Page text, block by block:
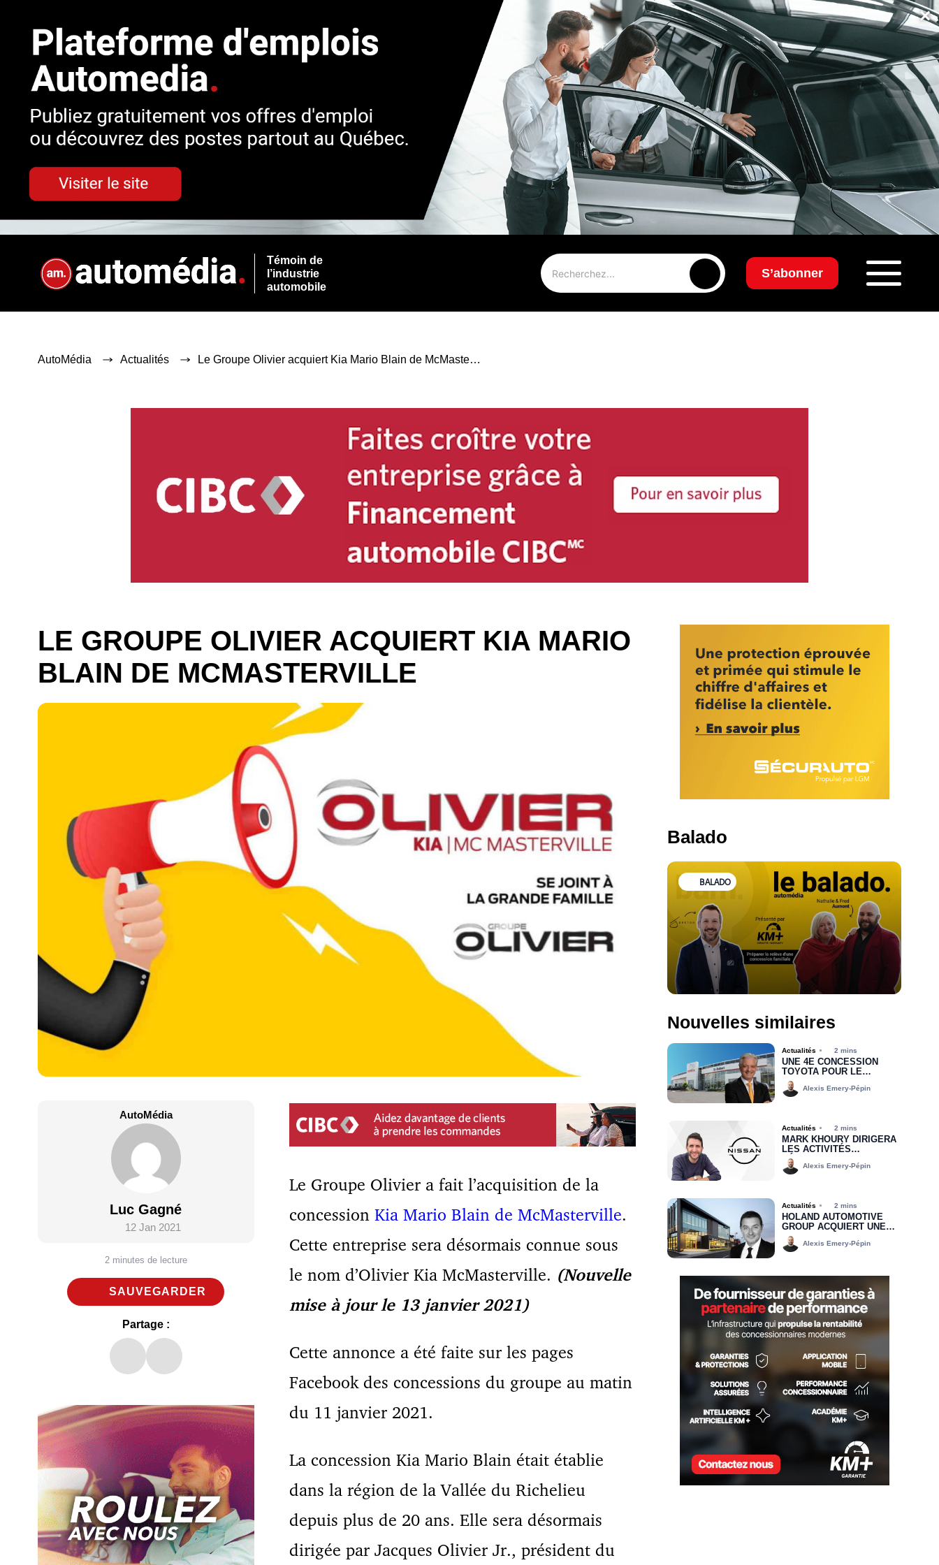
×
Témoin de
l’industrie
automobile
S’abonner
AutoMédia Actualités Le Groupe Olivier acquiert Kia Mario Blain de McMasterville
LE GROUPE OLIVIER ACQUIERT KIA MARIO
BLAIN DE MCMASTERVILLE
AutoMédia
Luc Gagné
12 Jan 2021
2 minutes de lecture
SAUVEGARDER
Partage :
Le Groupe Olivier a fait l’acquisition de la
concession Kia Mario Blain de McMasterville.
Cette entreprise sera désormais connue sous
le nom d’Olivier Kia McMasterville. (Nouvelle
mise àjour le 13 janvier 2021)
Cette annonce a été faite sur les pages
Facebook des concessions du groupe au matin
du 11 janvier 2021.
La concession Kia Mario Blain était établie
dans la région de la Vallée du Richelieu
depuis plus de 20 ans. Elle sera désormais
dirigée par Jacques Olivier Jr., président du
Balado
BALADO
Nouvelles similaires
Actualités 2 mins
UNE 4E CONCESSION
TOYOTA POUR LE
GROUPE MHT
Alexis Emery-Pépin
Actualités 2 mins
MARK KHOURY DIRIGERA
LES ACTIVITÉS
RÉGIONALES DE NISSAN
CANADA DANS LA RÉGION
Alexis Emery-Pépin
Actualités 2 mins
HOLAND AUTOMOTIVE
GROUP ACQUIERT UNE
PARTIE DU
PORTEFEUILLE DE
Alexis Emery-Pépin